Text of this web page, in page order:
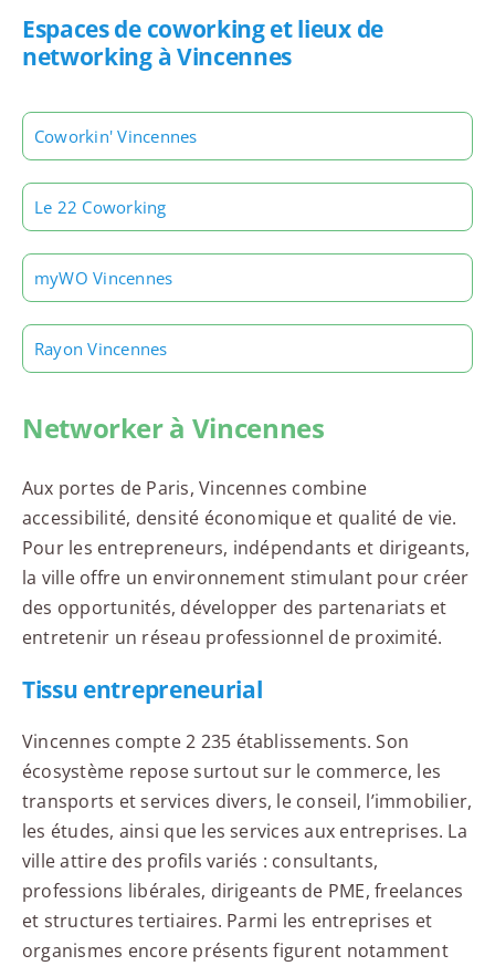
Espaces de coworking et lieux de
networking à Vincennes
Coworkin' Vincennes
Le 22 Coworking
myWO Vincennes
Rayon Vincennes
Networker à Vincennes
Aux portes de Paris, Vincennes combine
accessibilité, densité économique et qualité de vie.
Pour les entrepreneurs, indépendants et dirigeants,
la ville offre un environnement stimulant pour créer
des opportunités, développer des partenariats et
entretenir un réseau professionnel de proximité.
Tissu entrepreneurial
Vincennes compte 2 235 établissements. Son
écosystème repose surtout sur le commerce, les
transports et services divers, le conseil, l’immobilier,
les études, ainsi que les services aux entreprises. La
ville attire des profils variés : consultants,
professions libérales, dirigeants de PME, freelances
et structures tertiaires. Parmi les entreprises et
organismes encore présents figurent notamment